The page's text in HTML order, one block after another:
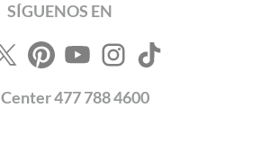
SÍGUENOS EN
Center477 788 4600